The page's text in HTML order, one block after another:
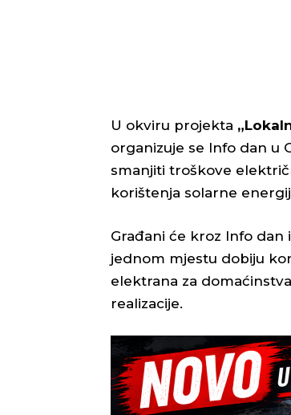
U okviru projekta
organizuje se Info dan u
smanjiti troškove
korištenja solarne
Građani će kroz Info
jednom mjestu dobiju
elektrana za
realizacije.